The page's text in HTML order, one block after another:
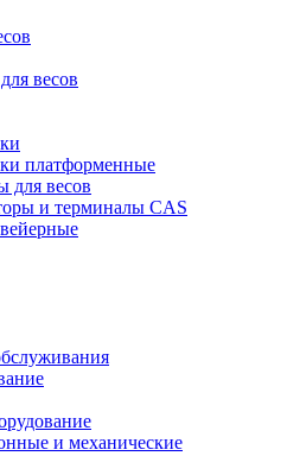
весов
платформенные
для весов
и терминалы CAS
и механические